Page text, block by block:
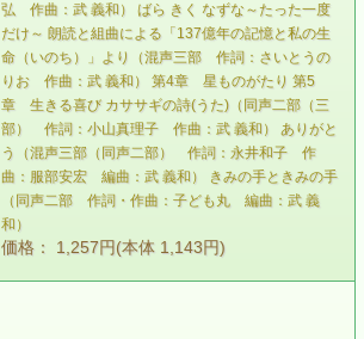
弘 作曲：武 義和） ばら きく なずな～たった一度
だけ～ 朗読と組曲による「137億年の記憶と私の生
命（いのち）」より（混声三部 作詞：さいとうの
りお 作曲：武 義和） 第4章 星ものがたり 第5
章 生きる喜び カササギの詩(うた)（同声二部（三
部） 作詞：小山真理子 作曲：武 義和） ありがと
う（混声三部（同声二部） 作詞：永井和子 作
曲：服部安宏 編曲：武 義和） きみの手ときみの手
（同声二部 作詞・作曲：子ども丸 編曲：武 義
和）
価格： 1,257円(本体 1,143円)